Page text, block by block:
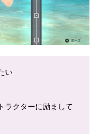
い
ラクターに励まして